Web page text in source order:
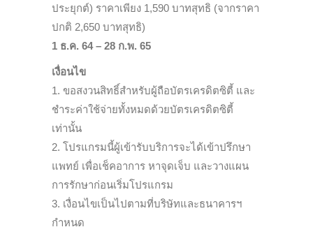
ประยุกต์) ราคาเพียง 1,590 บาทสุทธิ (จากราคา
ปกติ 2,650 บาทสุทธิ)
1 ธ.ค. 64 – 28 ก.พ. 65
เงื่อนไข
1. ขอสงวนสิทธิ์สำหรับผู้ถือบัตรเครดิตซิตี้ และ
ชำระค่าใช้จ่ายทั้งหมดด้วยบัตรเครดิตซิตี้
เท่านั้น
2. โปรแกรมนี้ผู้เข้ารับบริการจะได้เข้าปรึกษา
แพทย์ เพื่อเช็คอาการ หาจุดเจ็บ และวางแผน
การรักษาก่อนเริ่มโปรแกรม
3. เงื่อนไขเป็นไปตามที่บริษัทและธนาคารฯ
กำหนด